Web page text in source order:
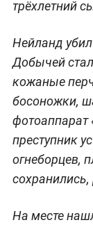
трёхлетний
Нейланд
Добычей
кожаные
босоножки,
фотоаппарат
преступник
огнеборцев,
На месте